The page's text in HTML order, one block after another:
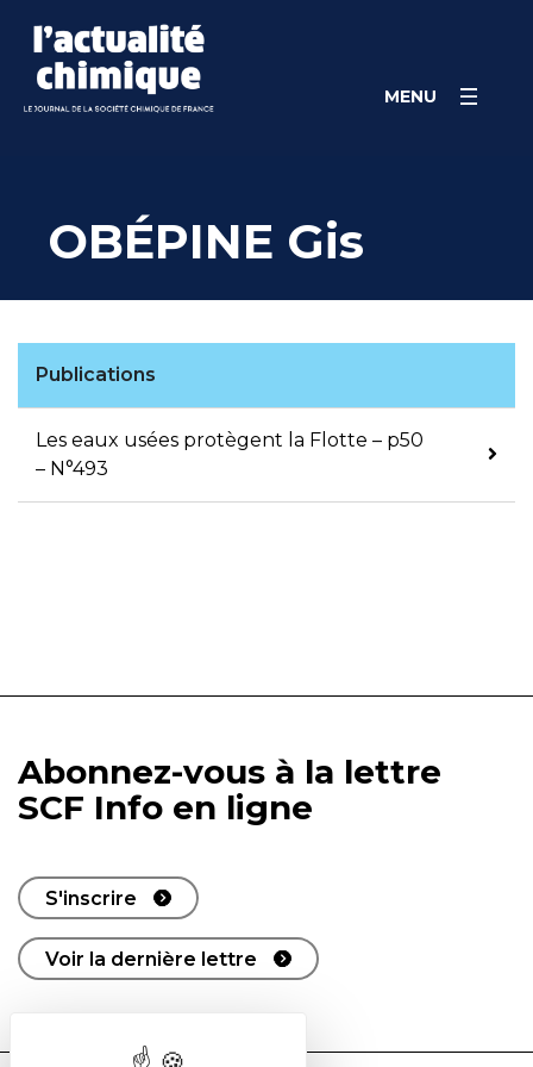
content
MENU
OBÉPINE Gis
Publications
Les eaux usées protègent la Flotte – p50
– N°493
Abonnez-vous à la lettre
SCF Info en ligne
S'inscrire
Voir la dernière lettre